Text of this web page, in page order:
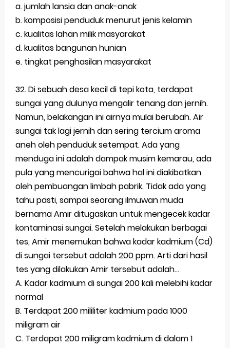
a. jumlah lansia dan anak-anak
b. komposisi penduduk menurut jenis kelamin
c. kualitas lahan milik masyarakat
d. kualitas bangunan hunian
e. tingkat penghasilan masyarakat
32. Di sebuah desa kecil di tepi kota, terdapat
sungai yang dulunya mengalir tenang dan jernih.
Namun, belakangan ini airnya mulai berubah. Air
sungai tak lagi jernih dan sering tercium aroma
aneh oleh penduduk setempat. Ada yang
menduga ini adalah dampak musim kemarau, ada
pula yang mencurigai bahwa hal ini diakibatkan
oleh pembuangan limbah pabrik. Tidak ada yang
tahu pasti, sampai seorang ilmuwan muda
bernama Amir ditugaskan untuk mengecek kadar
kontaminasi sungai. Setelah melakukan berbagai
tes, Amir menemukan bahwa kadar kadmium (Cd)
di sungai tersebut adalah 200 ppm. Arti dari hasil
tes yang dilakukan Amir tersebut adalah…
A. Kadar kadmium di sungai 200 kali melebihi kadar
normal
B. Terdapat 200 mililiter kadmium pada 1000
miligram air
C. Terdapat 200 miligram kadmium di dalam 1